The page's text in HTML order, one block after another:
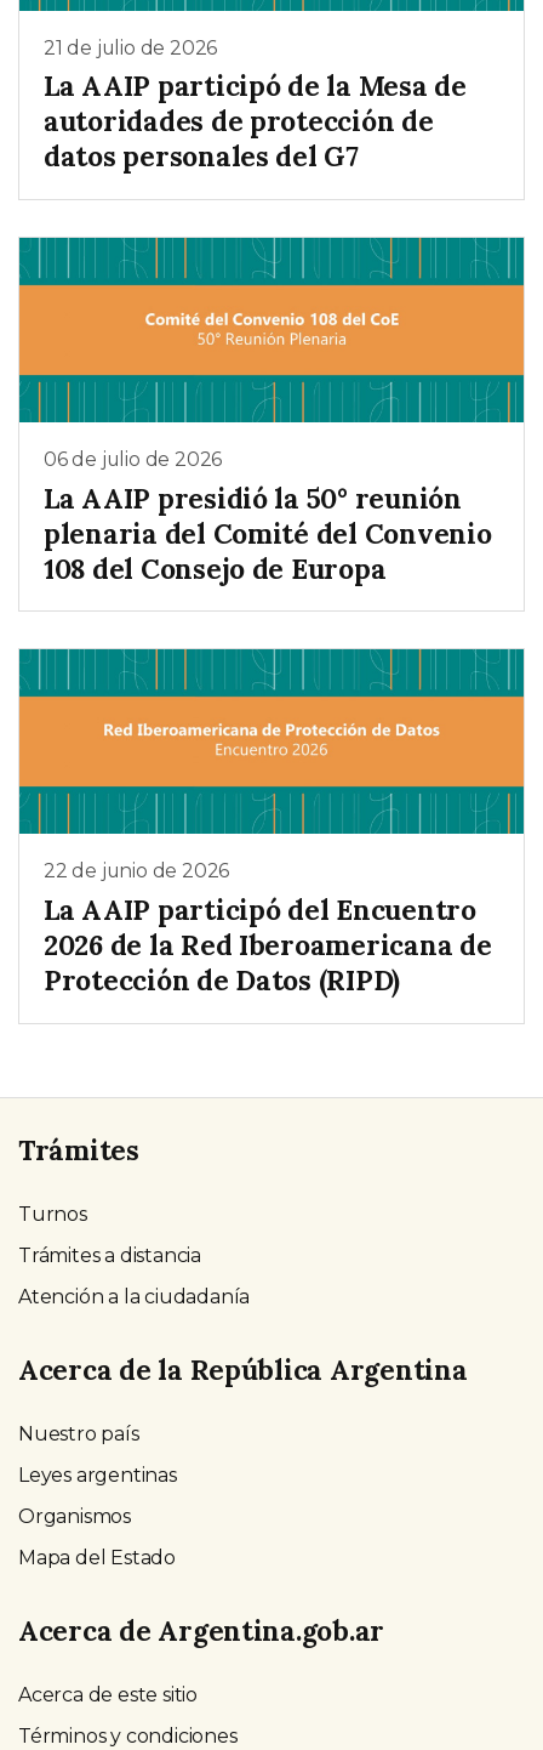
21 de julio de 2026
La AAIP participó de la Mesa de
autoridades de protección de
datos personales del G7
06 de julio de 2026
La AAIP presidió la 50° reunión
plenaria del Comité del Convenio
108 del Consejo de Europa
22 de junio de 2026
La AAIP participó del Encuentro
2026 de la Red Iberoamericana de
Protección de Datos (RIPD)
Trámites
Turnos
Trámites a distancia
Atención a la ciudadanía
Acerca de la República Argentina
Nuestro país
Leyes argentinas
Organismos
Mapa del Estado
Acerca de Argentina.gob.ar
Acerca de este sitio
Términos y condiciones